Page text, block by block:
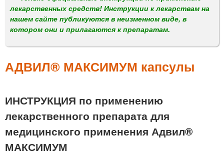
м
е
н
лекарственных средств! Инструкции к лекарствам на
нашем сайте публикуются в неизменном виде, в
котором они и прилагаются к препаратам.
АДВИЛ® МАКСИМУМ капсулы
ИНСТРУКЦИЯ по применению
лекарственного препарата для
медицинского применения Адвил®
МАКСИМУМ